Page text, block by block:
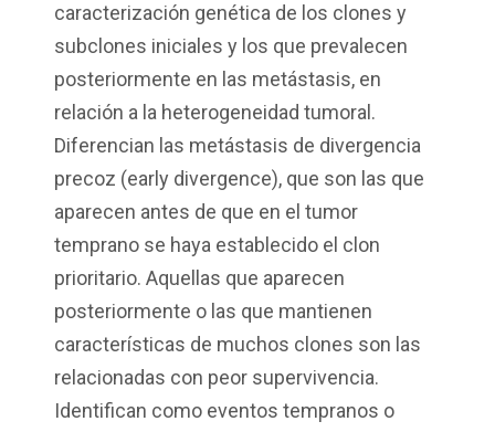
caracterización genética de los clones y
subclones iniciales y los que prevalecen
posteriormente en las metástasis, en
relación a la heterogeneidad tumoral.
Diferencian las metástasis de divergencia
precoz (early divergence), que son las que
aparecen antes de que en el tumor
temprano se haya establecido el clon
prioritario. Aquellas que aparecen
posteriormente o las que mantienen
características de muchos clones son las
relacionadas con peor supervivencia.
Identifican como eventos tempranos o